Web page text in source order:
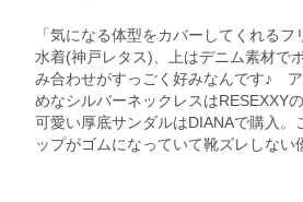
「気になる体型をカバーしてくれる
水着(神戸レタス)、上はデニム素材で
み合わせがすっごく好みなんです♪
めなシルバーネックレスはRESEXXY
可愛い厚底サンダルはDIANAで購入。
ップがゴムになっていて靴ズレしない